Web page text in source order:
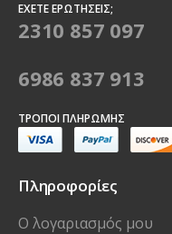
ΈΧΕΤΕ ΕΡΩΤΉΣΕΙΣ;
2310 857 097
6986 837 913
ΤΡΌΠΟΙ ΠΛΗΡΩΜΉΣ
Πληροφορίες
Ο λογαριασμός μου